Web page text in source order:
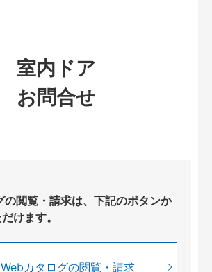
室内ドア
お問合せ
閲覧・請求は、下記のボタンか
けます。
Webカタログの閲覧・請求